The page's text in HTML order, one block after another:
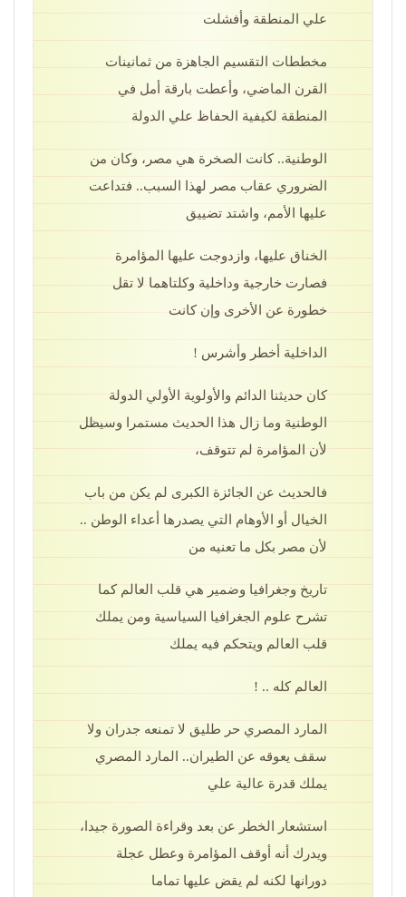
علي المنطقة وأفشلت
مخططات التقسيم الجاهزة من ثمانينات
القرن الماضي، وأعطت بارقة أمل في
المنطقة لكيفية الحفاظ علي الدولة
الوطنية.. كانت الصخرة هي مصر، وكان من
الضروري عقاب مصر لهذا السبب.. فتداعت
عليها الأمم، واشتد تضييق
الخناق عليها، وازدوجت عليها المؤامرة
فصارت خارجية وداخلية وكلتاهما لا تقل
خطورة عن الأخرى وإن كانت
الداخلية أخطر وأشرس !
كان حديثنا الدائم والأولوية الأولي الدولة
الوطنية وما زال هذا الحديث مستمرا وسيظل
لأن المؤامرة لم تتوقف،
فالحديث عن الجائزة الكبرى لم يكن من باب
الخيال أو الأوهام التي يصدرها أعداء الوطن ..
لأن مصر بكل ما تعنيه من
تاريخ وجغرافيا وضمير هي قلب العالم كما
تشرح علوم الجغرافيا السياسية ومن يملك
قلب العالم ويتحكم فيه يملك
العالم كله .. !
المارد المصري حر طليق لا تمنعه جدران ولا
سقف يعوقه عن الطيران.. المارد المصري
يملك قدرة عالية علي
استشعار الخطر عن بعد وقراءة الصورة جيدا،
ويدرك أنه أوقف المؤامرة وعطل عجلة
دورانها لكنه لم يقض عليها تماما